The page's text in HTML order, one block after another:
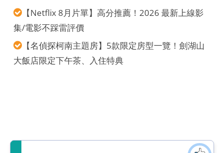
【Netflix 8月片單】高分推薦！2026 最新上線影
集/電影不踩雷評價
【名偵探柯南主題房】5款限定房型一覽！劍湖山
大飯店限定下午茶、入住特典